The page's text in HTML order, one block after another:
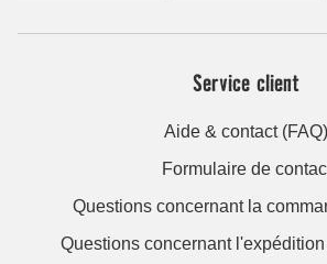
Service client
Aide & contact (FAQ)
Formulaire de
Questions concernant la
Questions concernant